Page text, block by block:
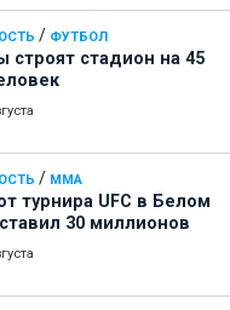
/ ФУТБОЛ
строят стадион на 45
/ ММА
турнира UFC в Белом
30 миллионов